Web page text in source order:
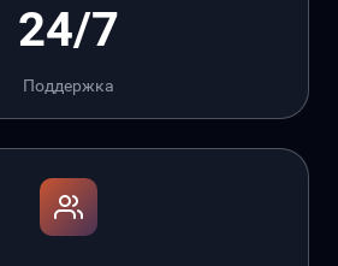
24/7
Поддержка